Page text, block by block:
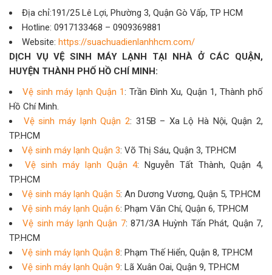
Địa chỉ:191/25 Lê Lợi, Phường 3, Quận Gò Vấp, TP HCM
Hotline: 0917133468 – 0909369881
Website: https://suachuadienlanhhcm.com/
DỊCH VỤ VỆ SINH MÁY LẠNH TẠI NHÀ Ở CÁC QUẬN,
HUYỆN THÀNH PHỐ HỒ CHÍ MINH:
Vệ sinh máy lạnh Quận 1: Trần Đình Xu, Quận 1, Thành phố
Hồ Chí Minh.
Vệ sinh máy lạnh Quận 2: 315B – Xa Lộ Hà Nội, Quận 2,
TP.HCM
Vệ sinh máy lạnh Quận 3: Võ Thị Sáu, Quận 3, TP.HCM
Vệ sinh máy lạnh Quận 4: Nguyễn Tất Thành, Quận 4,
TP.HCM
Vệ sinh máy lạnh Quận 5: An Dương Vương, Quận 5, TP.HCM
Vệ sinh máy lạnh Quận 6: Phạm Văn Chí, Quận 6, TP.HCM
Vệ sinh máy lạnh Quận 7: 871/3A Huỳnh Tấn Phát, Quận 7,
TP.HCM
Vệ sinh máy lạnh Quận 8: Phạm Thế Hiển, Quận 8, TP.HCM
Vệ sinh máy lạnh Quận 9: Lã Xuân Oai, Quận 9, TP.HCM